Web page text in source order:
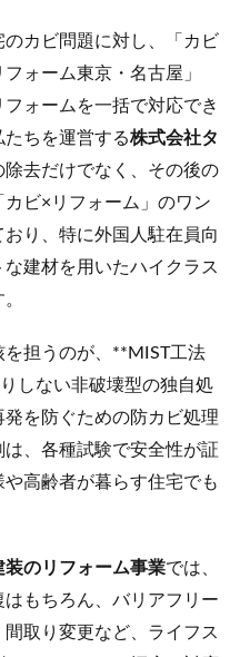
カビ問題に対し、「カビ
ォーム東京・名古屋」
ォームを一括で対応でき
ちを運営する株式会社タ
除去だけでなく、その後の
ビ×リフォーム」のワン
り、特に外国人駐在員向
建材を用いたハイクラス
担うのが、**MIST工法
しない非破壊型の独自処
を防ぐための防カビ処理
、各種試験で安全性が証
高齢者が暮らす住宅でも
のリフォーム事業では、
もちろん、バリアフリー
取り変更など、ライフス